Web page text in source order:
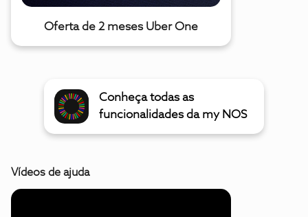
Oferta de 2 meses Uber One
Conheça todas as
funcionalidades da my NOS
Vídeos de ajuda